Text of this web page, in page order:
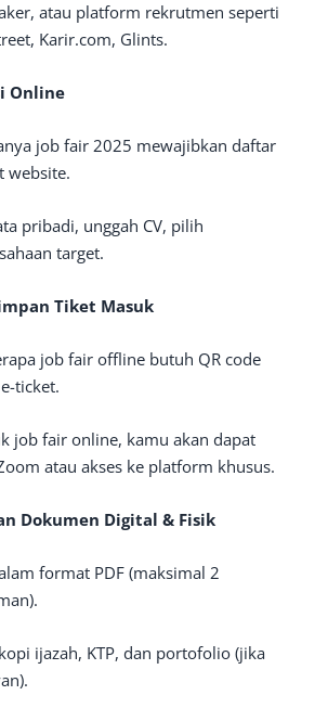
atau platform rekrutmen seperti
Karir.com, Glints.
Online
job fair 2025 mewajibkan daftar
website.
pribadi, unggah CV, pilih
target.
Tiket Masuk
job fair offline butuh QR code
ticket.
job fair online, kamu akan dapat
atau akses ke platform khusus.
Dokumen Digital & Fisik
format PDF (maksimal 2
ijazah, KTP, dan portofolio (jika